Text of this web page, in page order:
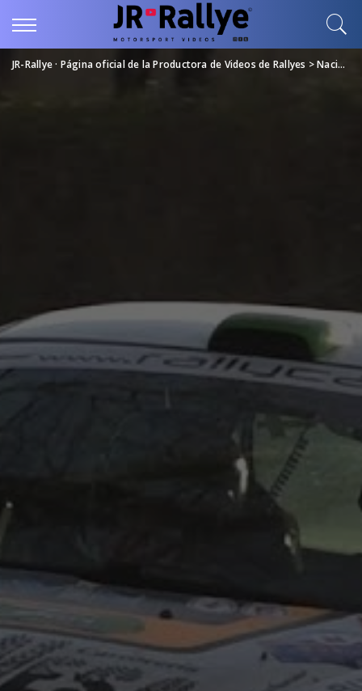
JR-Rallye · Página oficial de la Productora de Videos de Rallyes >Nacional